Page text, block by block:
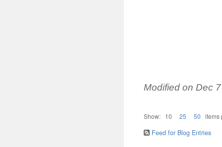
Modified on Dec
Show: 10 25 50 items
Feed for Blog Entries